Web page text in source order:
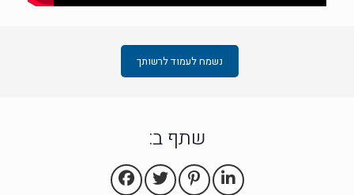
נשמח לעמוד לרשותך
שתף ב: